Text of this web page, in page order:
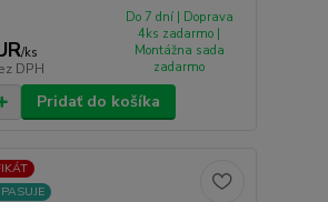
/ks
DPH
Do 7 dní | Doprava
4ks zadarmo |
Montážna sada
zadarmo
Pridať do košíka